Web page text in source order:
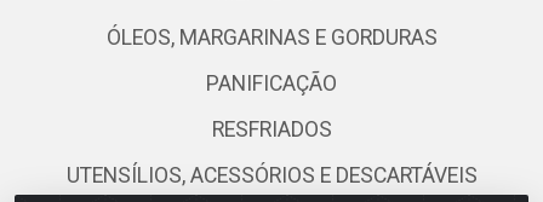
ÓLEOS, MARGARINAS E GORDURAS
PANIFICAÇÃO
RESFRIADOS
UTENSÍLIOS, ACESSÓRIOS E DESCARTÁVEIS